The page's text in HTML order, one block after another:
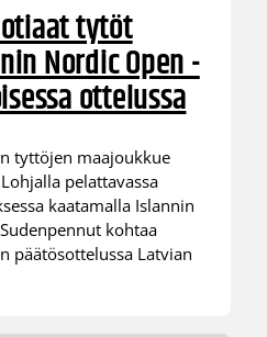
tytöt
Nordic Open -
ottelussa
tyttöjen maajoukkue
pelattavassa
kaatamalla Islannin
kohtaa
päätösottelussa Latvian